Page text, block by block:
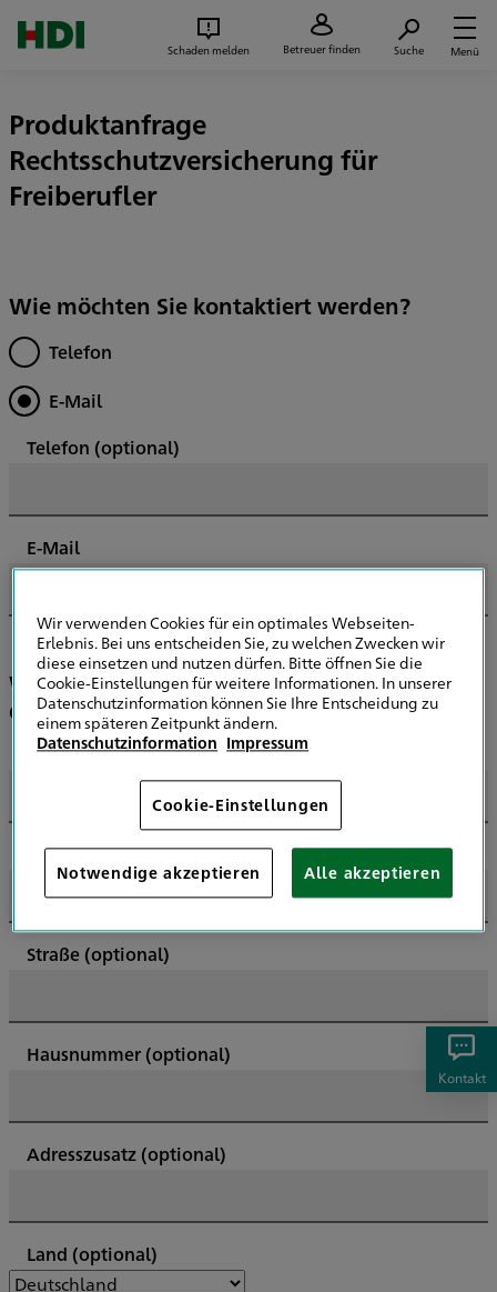
Zum Seiteninhalt springen
Schaden melden Betreuer finden Suche Menü
Kontakt
Produktanfrage
Rechtsschutzversicherung für
Freiberufler
Wie möchten Sie kontaktiert werden?
Telefon
E-Mail
Telefon (optional)
E-Mail
Wir suchen einen Spezialisten in Ihrer Nähe -
dafür brauchen wir Ihre Kontaktdaten
Vorname
Name
Straße (optional)
Hausnummer (optional)
Adresszusatz (optional)
Land (optional)
Wir verwenden Cookies für ein optimales Webseiten-
Erlebnis. Bei uns entscheiden Sie, zu welchen Zwecken wir
diese einsetzen und nutzen dürfen. Bitte öffnen Sie die
Cookie-Einstellungen für weitere Informationen. In unserer
Datenschutzinformation können Sie Ihre Entscheidung zu
einem späteren Zeitpunkt ändern.
Datenschutzinformation Impressum
Cookie-Einstellungen
Notwendige akzeptieren Alle akzeptieren